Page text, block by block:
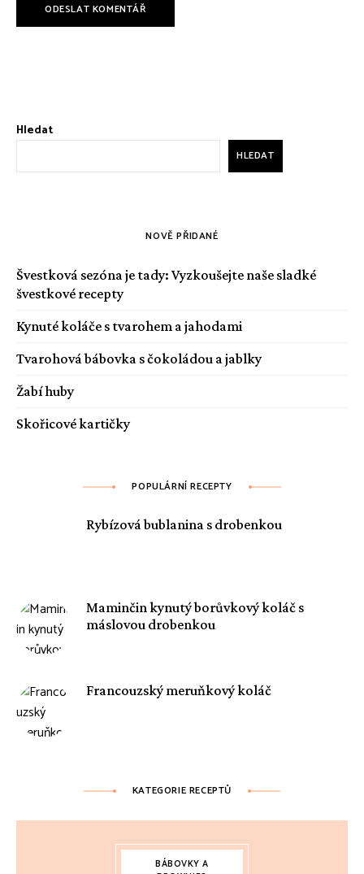
Hledat
HLEDAT
NOVĚ PŘIDANÉ
Švestková sezóna je tady: Vyzkoušejte naše sladké
švestkové recepty
Kynuté koláče s tvarohem a jahodami
Tvarohová bábovka s čokoládou a jablky
Žabí huby
Skořicové kartičky
POPULÁRNÍ RECEPTY
Rybízová bublanina s drobenkou
Maminčin kynutý borůvkový koláč s
máslovou drobenkou
Francouzský meruňkový koláč
KATEGORIE RECEPTŮ
BÁBOVKY A